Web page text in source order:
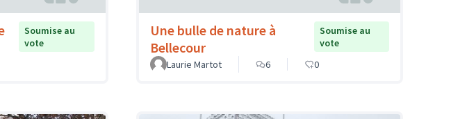
Soumise au
vote
Une bulle de nature à
Bellecour
Soumise au
vote
Laurie Martot
6 0